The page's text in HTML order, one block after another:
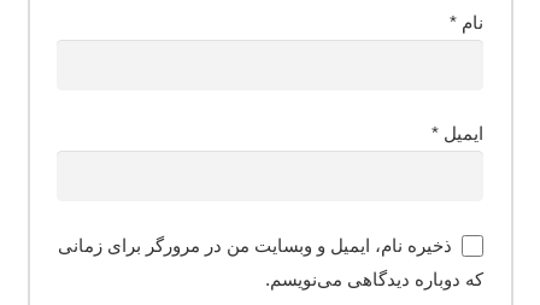
نام *
ایمیل *
ذخیره نام، ایمیل و وبسایت من در مرورگر برای زمانی
که دوباره دیدگاهی می‌نویسم.